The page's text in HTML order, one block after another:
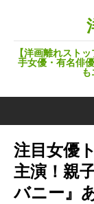
【洋画離れスト
手女優・有名俳
も
注目女優
主演！親
バニー』